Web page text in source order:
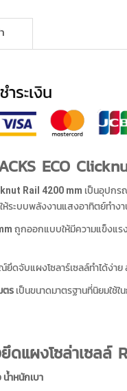
ECO
Rail 4200 mm เป็นอุปกร
ระบบพลังงานแสงอาทิตย์ทำง
ถูกออกแบบให้มีความแข็งแรง
ดจับแผงโซลาร์เซลล์ทำได้ง่า
ตร เป็นขนาดมาตรฐานที่นิยมใช้
แผงโซล่าเซลล์
ำหนักเบา